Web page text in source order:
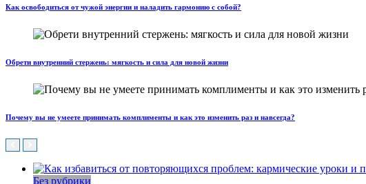
Как освободиться от чужой энергии и наладить гармонию с собой?
Обрети внутренний стержень: мягкость и сила для новой жизни
Почему вы не умеете принимать комплименты и как это изменить раз и навсегда?
Без рубрики